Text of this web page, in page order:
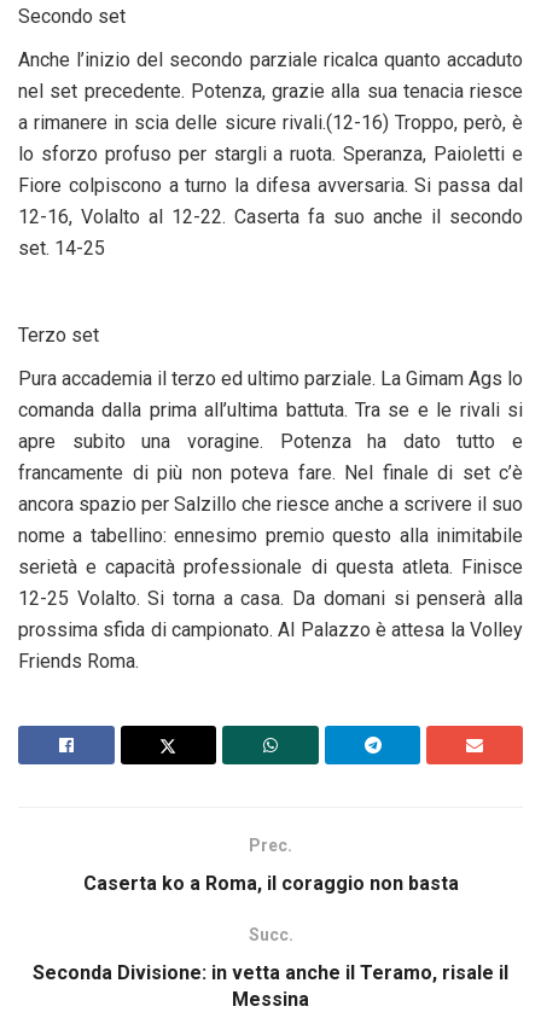
Secondo set
Anche l’inizio del secondo parziale ricalca quanto accaduto
nel set precedente. Potenza, grazie alla sua tenacia riesce
a rimanere in scia delle sicure rivali.(12-16) Troppo, però, è
lo sforzo profuso per stargli a ruota. Speranza, Paioletti e
Fiore colpiscono a turno la difesa avversaria. Si passa dal
12-16, Volalto al 12-22. Caserta fa suo anche il secondo
set. 14-25
Terzo set
Pura accademia il terzo ed ultimo parziale. La Gimam Ags lo
comanda dalla prima all’ultima battuta. Tra se e le rivali si
apre subito una voragine. Potenza ha dato tutto e
francamente di più non poteva fare. Nel finale di set c’è
ancora spazio per Salzillo che riesce anche a scrivere il suo
nome a tabellino: ennesimo premio questo alla inimitabile
serietà e capacità professionale di questa atleta. Finisce
12-25 Volalto. Si torna a casa. Da domani si penserà alla
prossima sfida di campionato. Al Palazzo è attesa la Volley
Friends Roma.
Prec.
Caserta ko a Roma, il coraggio non basta
Succ.
Seconda Divisione: in vetta anche il Teramo, risale il
Messina